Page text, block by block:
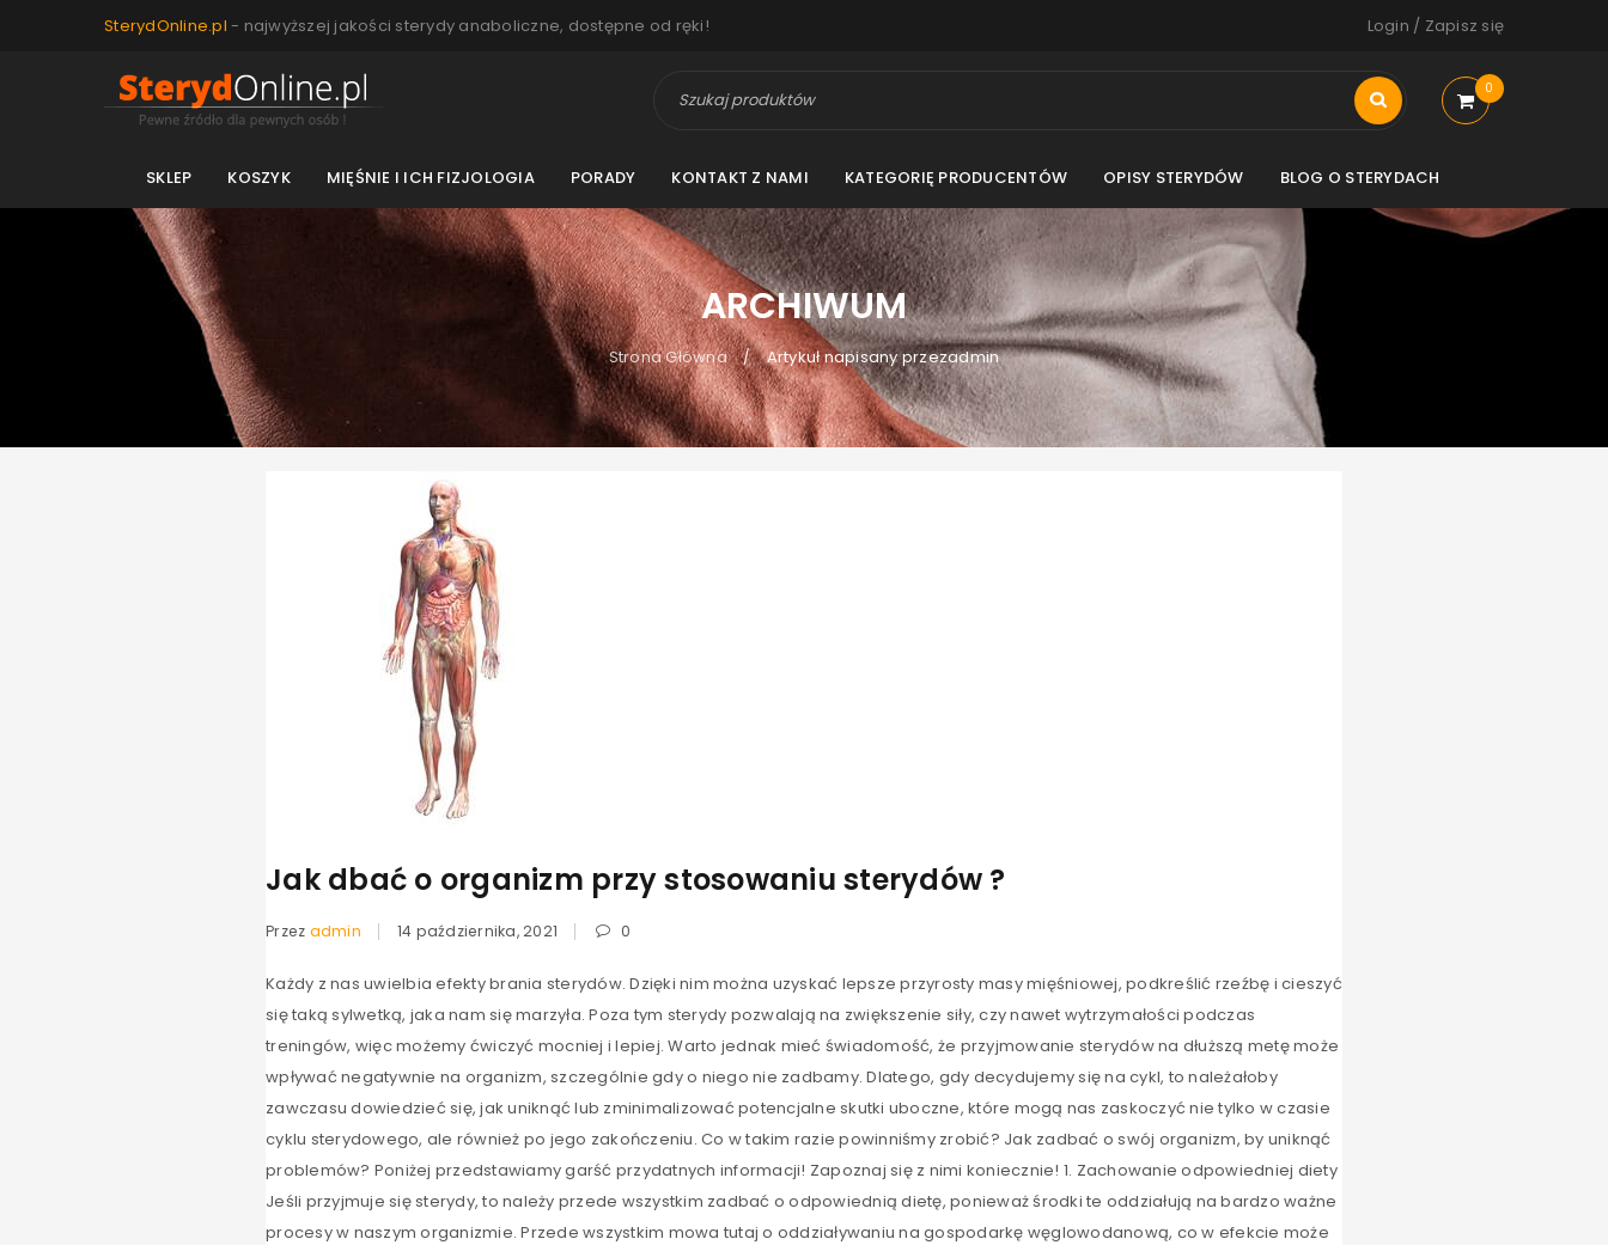
SterydOnline.pl - najwyższej jakości sterydy anaboliczne, dostępne od ręki! Login / Zapisz się
0
SKLEP KOSZYK MIĘŚNIE I ICH FIZJOLOGIA PORADY KONTAKT Z NAMI KATEGORIĘ PRODUCENTÓW OPISY STERYDÓW BLOG O STERYDACH
ARCHIWUM
Strona Główna / Artykuł napisany przezadmin
Jak dbać o organizm przy stosowaniu sterydów ?
Przez admin 14 października, 2021 0
Każdy z nas uwielbia efekty brania sterydów. Dzięki nim można uzyskać lepsze przyrosty masy mięśniowej, podkreślić rzeźbę i cieszyć
się taką sylwetką, jaka nam się marzyła. Poza tym sterydy pozwalają na zwiększenie siły, czy nawet wytrzymałości podczas
treningów, więc możemy ćwiczyć mocniej i lepiej. Warto jednak mieć świadomość, że przyjmowanie sterydów na dłuższą metę może
wpływać negatywnie na organizm, szczególnie gdy o niego nie zadbamy. Dlatego, gdy decydujemy się na cykl, to należałoby
zawczasu dowiedzieć się, jak uniknąć lub zminimalizować potencjalne skutki uboczne, które mogą nas zaskoczyć nie tylko w czasie
cyklu sterydowego, ale również po jego zakończeniu. Co w takim razie powinniśmy zrobić? Jak zadbać o swój organizm, by uniknąć
problemów? Poniżej przedstawiamy garść przydatnych informacji! Zapoznaj się z nimi koniecznie! 1. Zachowanie odpowiedniej diety
Jeśli przyjmuje się sterydy, to należy przede wszystkim zadbać o odpowiednią dietę, ponieważ środki te oddziałują na bardzo ważne
procesy w naszym organizmie. Przede wszystkim mowa tutaj o oddziaływaniu na gospodarkę węglowodanową, co w efekcie może